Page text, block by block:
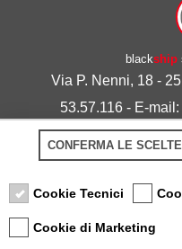
blackship
Via P. Nenni, 18 -
53.57.116 - E-
Privacy
CONFERMA LE SCELTE
Cookie Tecnici
Cookie di Marketing